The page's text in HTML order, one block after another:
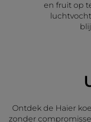
en fruit op
Ontdek de Haier
zonder